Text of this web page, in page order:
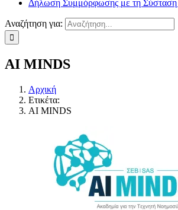
Δήλωση Συμμόρφωσης με τη
Αναζήτηση για:
AI MINDS
Αρχική
Ετικέτα:
AI MINDS